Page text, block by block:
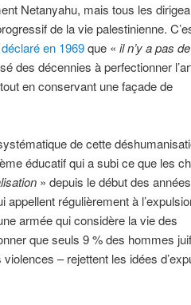
Netanyahu, mais tous les
de la vie palestinienne.
en 1969que « il n’y a pas de
des décennies à perfectionner
en conservant une façade de
de cette
éducatif qui a subi ce que les
» depuis le début des
régulièrement à
armée qui considère la vie des
que seuls 9 % des hommes
– rejettent les idées